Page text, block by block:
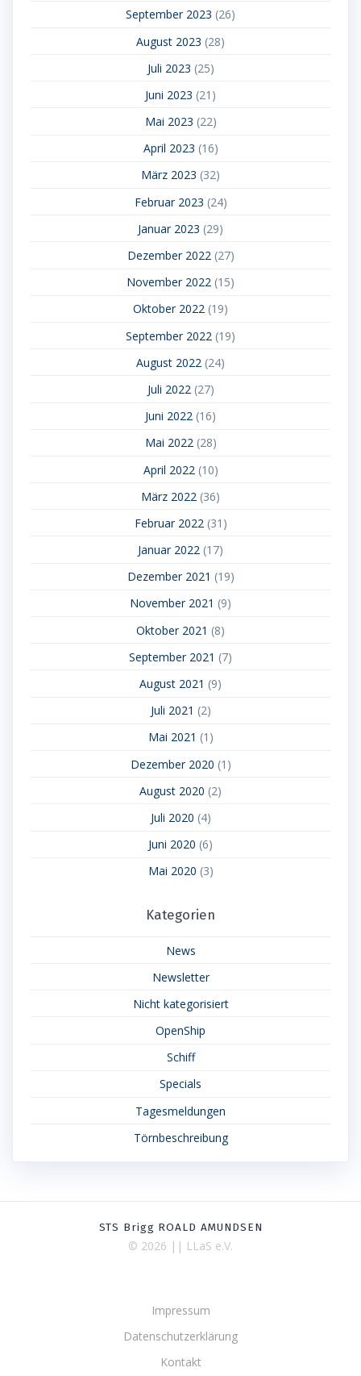
September 2023 (26)
August 2023 (28)
Juli 2023 (25)
Juni 2023 (21)
Mai 2023 (22)
April 2023 (16)
März 2023 (32)
Februar 2023 (24)
Januar 2023 (29)
Dezember 2022(27)
November 2022 (15)
Oktober 2022 (19)
September 2022 (19)
August 2022 (24)
Juli 2022(27)
Juni 2022 (16)
Mai 2022(28)
April 2022 (10)
März 2022 (36)
Februar 2022(31)
Januar 2022 (17)
Dezember 2021 (19)
November 2021 (9)
Oktober 2021 (8)
September 2021 (7)
August 2021 (9)
Juli 2021 (2)
Mai 2021 (1)
Dezember 2020 (1)
August 2020 (2)
Juli 2020 (4)
Juni 2020 (6)
Mai 2020 (3)
Kategorien
News
Newsletter
Nicht kategorisiert
OpenShip
Schiff
Specials
Tagesmeldungen
Törnbeschreibung
STS Brigg ROALD AMUNDSEN
© 2026 || LLaS e.V.
Impressum
Datenschutzerklärung
Kontakt